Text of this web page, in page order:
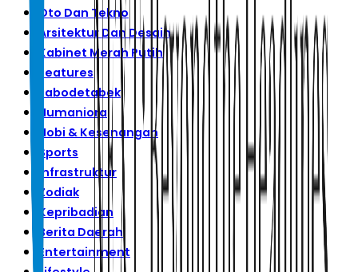
Oto Dan Tekno
Arsitektur Dan Desain
Kabinet Merah Putih
Features
Jabodetabek
Humaniora
Hobi & Kesenangan
Sports
Infrastruktur
Zodiak
Kepribadian
Berita Daerah
Entertainment